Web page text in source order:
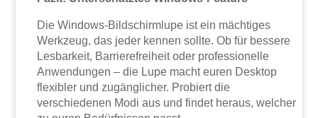
Die Windows-Bildschirmlupe ist ein mächtiges
Werkzeug, das jeder kennen sollte. Ob für bessere
Lesbarkeit, Barrierefreiheit oder professionelle
Anwendungen – die Lupe macht euren Desktop
flexibler und zugänglicher. Probiert die
verschiedenen Modi aus und findet heraus, welcher